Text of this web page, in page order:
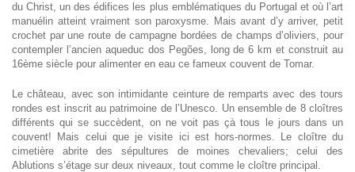
du Christ, un des édifices les plus emblématiques du Portugal et où l’art
manuélin atteint vraiment son paroxysme. Mais avant d’y arriver, petit
crochet par une route de campagne bordées de champs d’oliviers, pour
contempler l’ancien aqueduc dos Pegões, long de 6 km et construit au
16ème siècle pour alimenter en eau ce fameux couvent de Tomar.
Le château, avec son intimidante ceinture de remparts avec des tours
rondes est inscrit au patrimoine de l’Unesco. Un ensemble de 8 cloîtres
différents qui se succèdent, on ne voit pas çà tous le jours dans un
couvent! Mais celui que je visite ici est hors-normes. Le cloître du
cimetière abrite des sépultures de moines chevaliers; celui des
Ablutions s’étage sur deux niveaux, tout comme le cloître principal.